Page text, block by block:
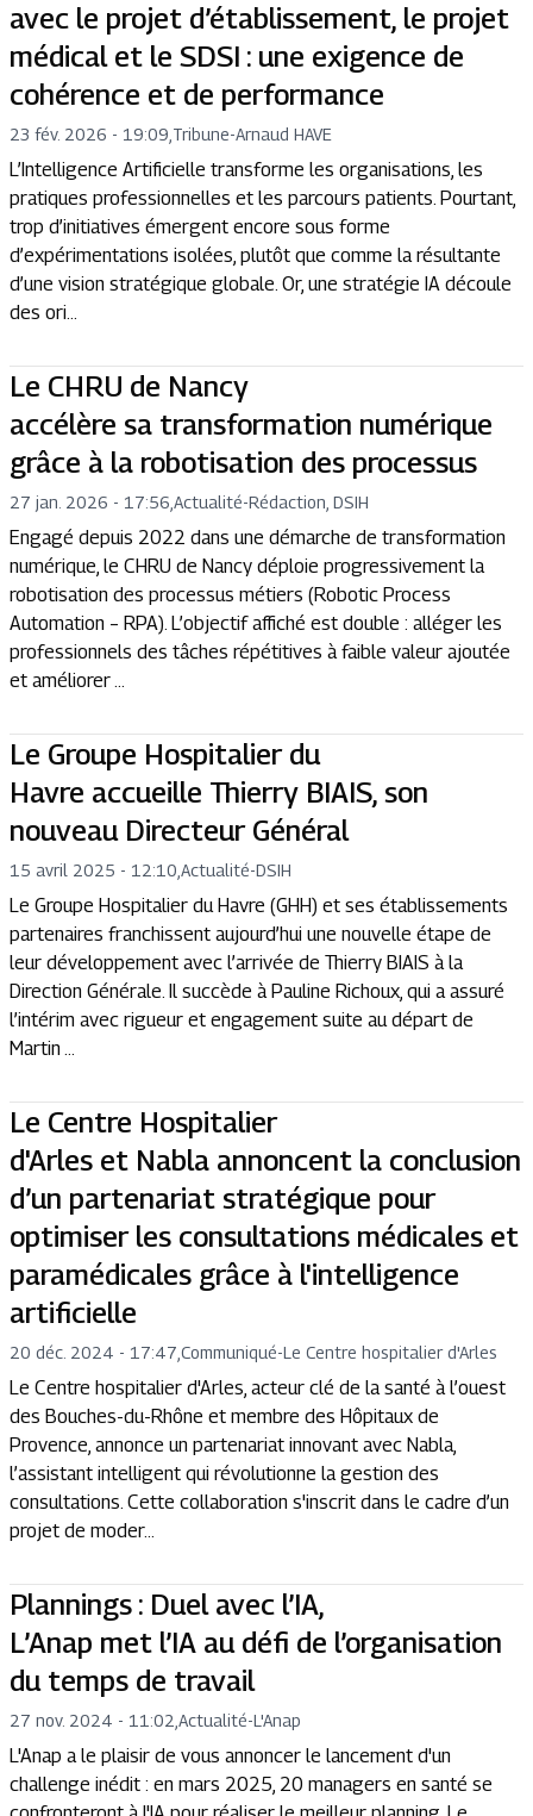
avec le projet d’établissement, le projet
médical et le SDSI : une exigence de
cohérence et de performance
23 fév. 2026 - 19:09 Tribune-Arnaud HAVE
L’Intelligence Artificielle transforme les organisations, les
pratiques professionnelles et les parcours patients. Pourtant,
trop d’initiatives émergent encore sous forme
d’expérimentations isolées, plutôt que comme la résultante
d’une vision stratégique globale. Or, une stratégie IA découle
des ori...
Le CHRU de Nancy
accélère sa transformation numérique
grâce à la robotisation des processus
27 jan. 2026 - 17:56 Actualité-Rédaction, DSIH
Engagé depuis 2022 dans une démarche de transformation
numérique, le CHRU de Nancy déploie progressivement la
robotisation des processus métiers (Robotic Process
Automation – RPA). L’objectif affiché est double : alléger les
professionnels des tâches répétitives à faible valeur ajoutée
et améliorer ...
Le Groupe Hospitalier du
Havre accueille Thierry BIAIS, son
nouveau Directeur Général
15 avril 2025 - 12:10 Actualité-DSIH
Le Groupe Hospitalier du Havre (GHH) et ses établissements
partenaires franchissent aujourd’hui une nouvelle étape de
leur développement avec l’arrivée de Thierry BIAIS à la
Direction Générale. Il succède à Pauline Richoux, qui a assuré
l’intérim avec rigueur et engagement suite au départ de
Martin ...
Le Centre Hospitalier
d'Arles et Nabla annoncent la conclusion
d’un partenariat stratégique pour
optimiser les consultations médicales et
paramédicales grâce à l'intelligence
artificielle
20 déc. 2024 - 17:47 Communiqué-Le Centre hospitalier d'Arles
Le Centre hospitalier d'Arles, acteur clé de la santé à l’ouest
des Bouches-du-Rhône et membre des Hôpitaux de
Provence, annonce un partenariat innovant avec Nabla,
l’assistant intelligent qui révolutionne la gestion des
consultations. Cette collaboration s'inscrit dans le cadre d’un
projet de moder...
Plannings : Duel avec l’IA,
L’Anap met l’IA au défi de l’organisation
du temps de travail
27 nov. 2024 - 11:02 Actualité-L'Anap
L'Anap a le plaisir de vous annoncer le lancement d'un
challenge inédit : en mars 2025, 20 managers en santé se